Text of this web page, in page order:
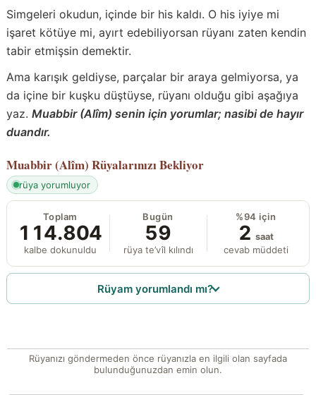
Simgeleri okudun, içinde bir his kaldı. O his iyiye mi
işaret kötüye mi, ayırt edebiliyorsan rüyanı zaten kendin
tabir etmişsin demektir.
Ama karışık geldiyse, parçalar bir araya gelmiyorsa, ya
da içine bir kuşku düştüyse, rüyanı olduğu gibi aşağıya
yaz. Muabbir (Alîm) senin için yorumlar; nasibi de hayır
duandır.
Muabbir (Alîm) Rüyalarınızı Bekliyor
rüya yorumluyor
Toplam
114.804
kalbe dokunuldu
Bugün
59
rüya te’vîl kılındı
%94 için
2 saat
cevab müddeti
Rüyam yorumlandı mı?
Rüyanızı göndermeden önce rüyanızla en ilgili olan sayfada
bulunduğunuzdan emin olun.